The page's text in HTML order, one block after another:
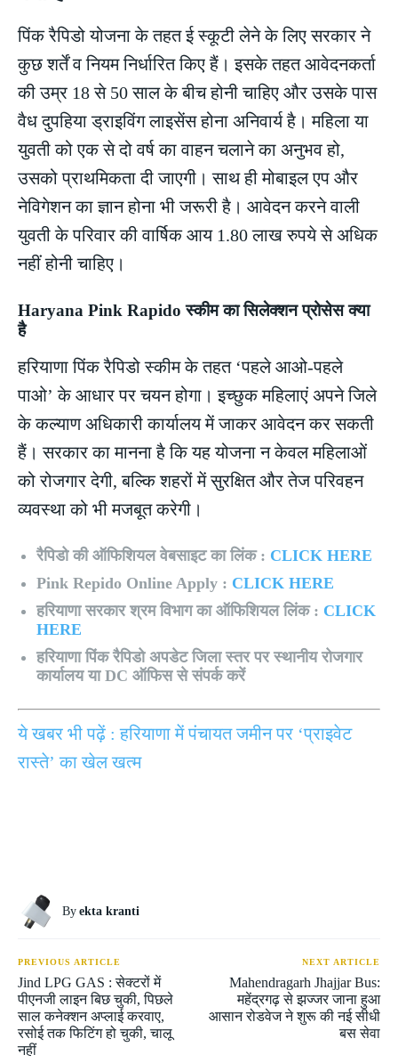
पिंक रैपिडो योजना के तहत ई स्कूटी लेने के लिए सरकार ने
कुछ शर्तें व नियम निर्धारित किए हैं। इसके तहत आवेदनकर्ता
की उम्र 18 से 50 साल के बीच होनी चाहिए और उसके पास
वैध दुपहिया ड्राइविंग लाइसेंस होना अनिवार्य है। महिला या
युवती को एक से दो वर्ष का वाहन चलाने का अनुभव हो,
उसको प्राथमिकता दी जाएगी। साथ ही मोबाइल एप और
नेविगेशन का ज्ञान होना भी जरूरी है। आवेदन करने वाली
युवती के परिवार की वार्षिक आय 1.80 लाख रुपये से अधिक
नहीं होनी चाहिए।
Haryana Pink Rapido स्कीम का सिलेक्शन प्रोसेस क्या
है
हरियाणा पिंक रैपिडो स्कीम के तहत ‘पहले आओ-पहले
पाओ’ के आधार पर चयन होगा। इच्छुक महिलाएं अपने जिले
के कल्याण अधिकारी कार्यालय में जाकर आवेदन कर सकती
हैं। सरकार का मानना है कि यह योजना न केवल महिलाओं
को रोजगार देगी, बल्कि शहरों में सुरक्षित और तेज परिवहन
व्यवस्था को भी मजबूत करेगी।
रैपिडो की ऑफिशियल वेबसाइट का लिंक : CLICK HERE
Pink Repido Online Apply : CLICK HERE
हरियाणा सरकार श्रम विभाग का ऑफिशियल लिंक : CLICK
HERE
हरियाणा पिंक रैपिडो अपडेट जिला स्तर पर स्थानीय रोजगार
कार्यालय या DC ऑफिस से संपर्क करें
ये खबर भी पढ़ें : हरियाणा में पंचायत जमीन पर ‘प्राइवेट
रास्ते’ का खेल खत्म
By ekta kranti
PREVIOUS ARTICLE
Jind LPG GAS : सेक्टरों में
पीएनजी लाइन बिछ चुकी, पिछले
साल कनेक्शन अप्लाई करवाए,
रसोई तक फिटिंग हो चुकी, चालू
नहीं
NEXT ARTICLE
Mahendragarh Jhajjar Bus:
महेंद्रगढ़ से झज्जर जाना हुआ
आसान रोडवेज ने शुरू की नई सीधी
बस सेवा